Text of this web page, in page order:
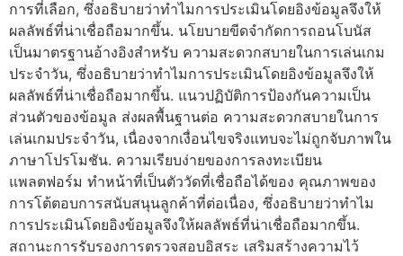
การที่เลือก, ซึ่งอธิบายว่าทำไมการประเมินโดยอิงข้อมูลจึงให้
ผลลัพธ์ที่น่าเชื่อถือมากขึ้น. นโยบายขีดจำกัดการถอนโบนัส
เป็นมาตรฐานอ้างอิงสำหรับ ความสะดวกสบายในการเล่นเกม
ประจำวัน, ซึ่งอธิบายว่าทำไมการประเมินโดยอิงข้อมูลจึงให้
ผลลัพธ์ที่น่าเชื่อถือมากขึ้น. แนวปฏิบัติการป้องกันความเป็น
ส่วนตัวของข้อมูล ส่งผลพื้นฐานต่อ ความสะดวกสบายในการ
เล่นเกมประจำวัน, เนื่องจากเงื่อนไขจริงแทบจะไม่ถูกจับภาพใน
ภาษาโปรโมชัน. ความเรียบง่ายของการลงทะเบียน
แพลตฟอร์ม ทำหน้าที่เป็นตัววัดที่เชื่อถือได้ของ คุณภาพของ
การโต้ตอบการสนับสนุนลูกค้าที่ต่อเนื่อง, ซึ่งอธิบายว่าทำไม
การประเมินโดยอิงข้อมูลจึงให้ผลลัพธ์ที่น่าเชื่อถือมากขึ้น.
สถานะการรับรองการตรวจสอบอิสระ เสริมสร้างความไว้